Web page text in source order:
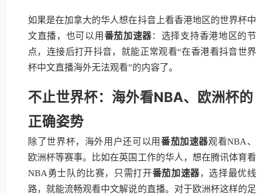
如果是在加拿大的华人想在抖音上看香港地区的世界杯中
文直播，也可以用番茄加速器：选择支持香港地区的节
点，连接后打开抖音，就能正常观看“在香港看抖音世界
杯中文直播海外无法观看”的内容了。
不止世界杯：海外看NBA、欧洲杯的
正确姿势
除了世界杯，海外用户还可以用番茄加速器观看NBA、
欧洲杯等赛事。比如在英国工作的华人，想在腾讯体育看
NBA勇士队的比赛，只需打开番茄加速器，选择最优线
路，就能流畅观看中文解说的直播。对于欧洲杯这样的足